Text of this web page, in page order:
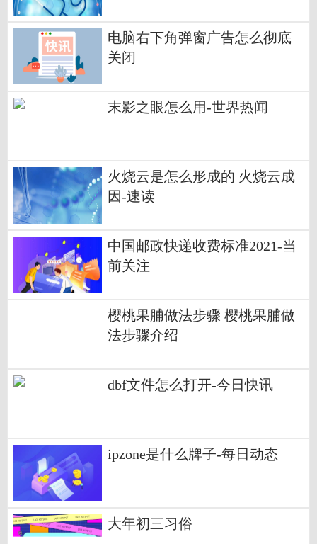
电脑右下角弹窗广告怎么彻底
关闭
末影之眼怎么用-世界热闻
火烧云是怎么形成的 火烧云成
因-速读
中国邮政快递收费标准2021-当
前关注
樱桃果脯做法步骤 樱桃果脯做
法步骤介绍
dbf文件怎么打开-今日快讯
ipzone是什么牌子-每日动态
大年初三习俗